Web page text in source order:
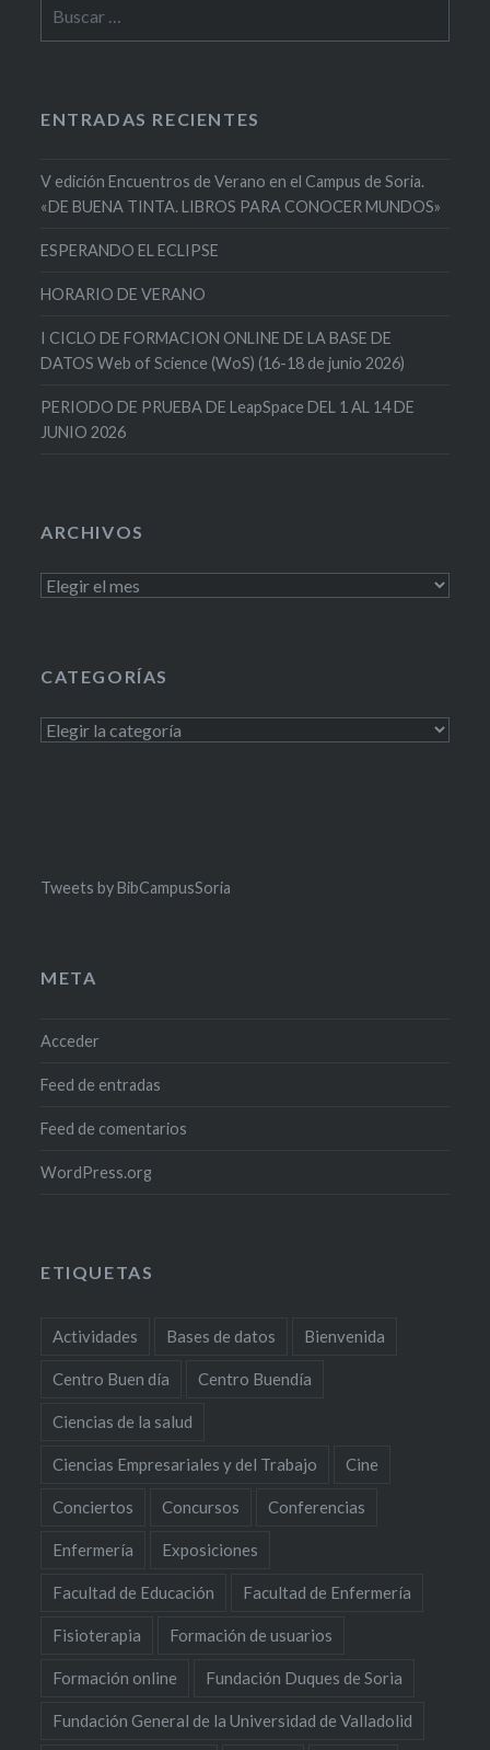
ENTRADAS RECIENTES
V edición Encuentros de Verano en el Campus de Soria.
«DE BUENA TINTA. LIBROS PARA CONOCER MUNDOS»
ESPERANDO EL ECLIPSE
HORARIO DE VERANO
I CICLO DE FORMACION ONLINE DE LA BASE DE
DATOS Web of Science (WoS) (16-18 de junio 2026)
PERIODO DE PRUEBA DE LeapSpace DEL 1 AL 14 DE
JUNIO 2026
ARCHIVOS
Archivos
CATEGORÍAS
Categorías
Tweets by BibCampusSoria
META
Acceder
Feed de entradas
Feed de comentarios
WordPress.org
ETIQUETAS
Actividades Bases de datos Bienvenida
Centro Buen día Centro Buendía
Ciencias de la salud
Ciencias Empresariales y del Trabajo Cine
Conciertos Concursos Conferencias
Enfermería Exposiciones
Facultad de Educación Facultad de Enfermería
Fisioterapia Formación de usuarios
Formación online Fundación Duques de Soria
Fundación General de la Universidad de Valladolid